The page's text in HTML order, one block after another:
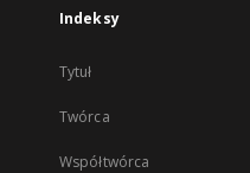
Indeksy
Tytuł
Twórca
Współtwórca